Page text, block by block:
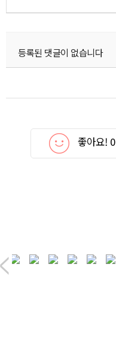
등록된 댓글이 없습니다
좋아요! 0